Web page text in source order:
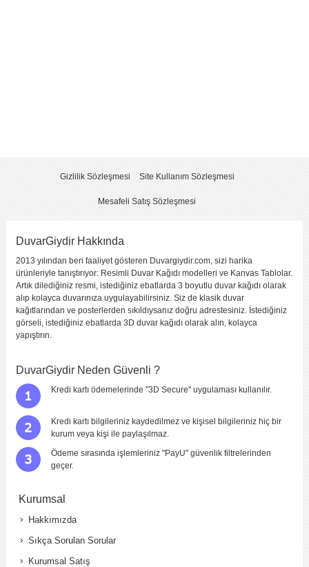
Gizlilik Sözleşmesi Site Kullanım Sözleşmesi
Mesafeli Satış Sözleşmesi
DuvarGiydir Hakkında
2013 yılından beri faaliyet gösteren Duvargiydir.com, sizi harika
ürünleriyle tanıştırıyor: Resimli Duvar Kağıdı modelleri ve Kanvas Tablolar.
Artık dilediğiniz resmi, istediğiniz ebatlarda 3 boyutlu duvar kağıdı olarak
alıp kolayca duvarınıza uygulayabilirsiniz. Siz de klasik duvar
kağıtlarından ve posterlerden sıkıldıysanız doğru adrestesiniz. İstediğiniz
görseli, istediğiniz ebatlarda 3D duvar kağıdı olarak alın, kolayca
yapıştırın.
DuvarGiydir Neden Güvenli ?
Kredi kartı ödemelerinde "3D Secure" uygulaması kullanılır.
Kredi kartı bilgileriniz kaydedilmez ve kişisel bilgileriniz hiç bir
kurum veya kişi ile paylaşılmaz.
Ödeme sırasında işlemleriniz "PayU" güvenlik filtrelerinden
geçer.
Kurumsal
Hakkımızda
Sıkça Sorulan Sorular
Kurumsal Satış